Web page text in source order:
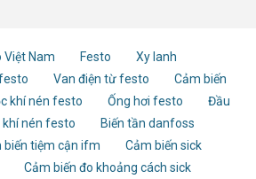
Việt Nam Festo
Xy lanh
Van điện từ festo
Cảm biến
khí nén festo Ống hơi festo
Đầu
khí nén festo
Biến tần danfoss
biến tiệm cận ifm
Cảm biến sick
Cảm biến đo khoảng cách sick